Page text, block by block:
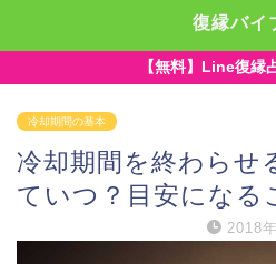
復縁バイ
【無料】Line復縁
冷却期間の基本
冷却期間を終わらせ
ていつ？目安になる
2018